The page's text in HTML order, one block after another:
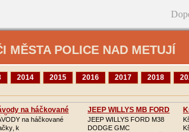
MĚSTA POLICE NAD METUJÍ
2018
2017
2016
2015
2014
na háčkované
na háčkované
k
JEEP WILLYS MB FORD
GPW
JEEP WILLYS FORD M38
DODGE GMC